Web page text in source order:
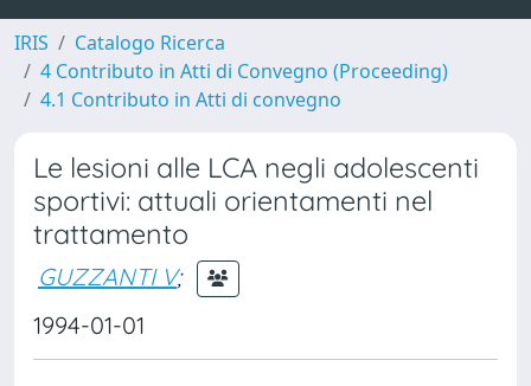
IRIS
Catalogo Ricerca
4 Contributo in Atti di Convegno (Proceeding)
4.1 Contributo in Atti di convegno
Le lesioni alle LCA negli adolescenti
sportivi: attuali orientamenti nel
trattamento
GUZZANTI V;
1994-01-01